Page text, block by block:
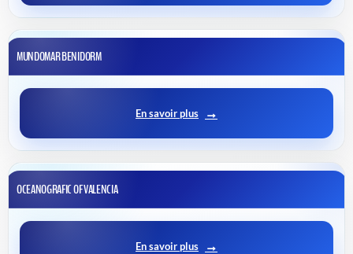
MUNDOMAR BENIDORM
En savoir plus
OCEANOGRAFIC OF VALENCIA
En savoir plus